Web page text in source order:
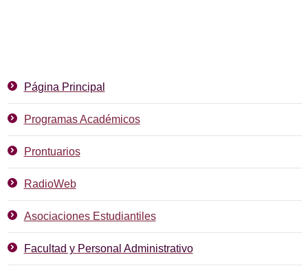
Página Principal
Programas Académicos
Prontuarios
RadioWeb
Asociaciones Estudiantiles
Facultad y Personal Administrativo